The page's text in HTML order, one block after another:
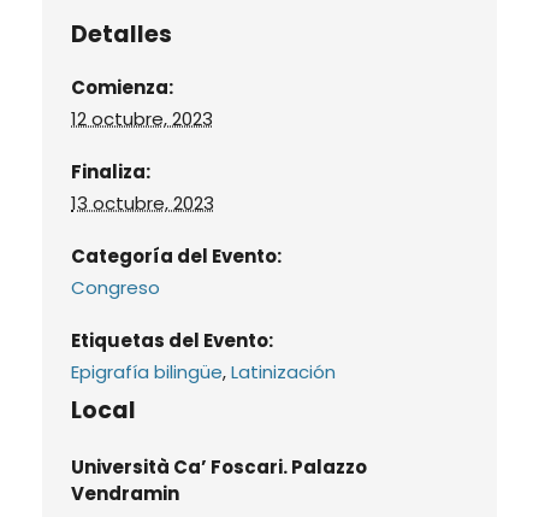
Detalles
Comienza:
12 octubre, 2023
Finaliza:
13 octubre, 2023
Categoría del Evento:
Congreso
Etiquetas del Evento:
Epigrafía bilingüe,Latinización
Local
Università Ca’ Foscari. Palazzo
Vendramin